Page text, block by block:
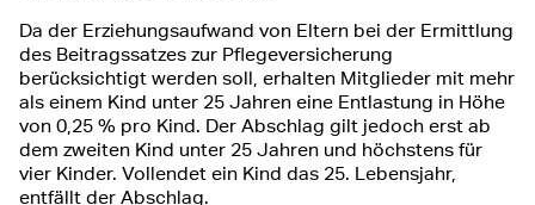
Da der Erziehungsaufwand von Eltern bei der Ermittlung
des Beitragssatzes zur Pflegeversicherung
berücksichtigt werden soll, erhalten Mitglieder mit mehr
als einem Kind unter 25 Jahren eine Entlastung in Höhe
von 0,25 % pro Kind. Der Abschlag gilt jedoch erst ab
dem zweiten Kind unter 25 Jahren und höchstens für
vier Kinder. Vollendet ein Kind das 25. Lebensjahr,
entfällt der Abschlag.